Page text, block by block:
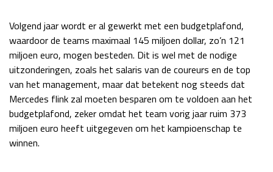
Kwalificatie
za 22:00 - 23:00
Race
zo 21:00 - 23:00
Kwalificatie
za 05:00 - 06:00
Race
zo 05:00 - 07:00
GP ABU DHABI 2026 04 - 06 dec
Kwalificatie
za 15:00 - 16:00
zo 14:00 - 16:00
Volgend jaar wordt er al gewerkt met een budgetplafond,
waardoor de teams maximaal 145 miljoen dollar, zo’n 121
miljoen euro, mogen besteden. Dit is wel met de nodige
uitzonderingen, zoals het salaris van de coureurs en de top
van het management, maar dat betekent nog steeds dat
Mercedes flink zal moeten besparen om te voldoen aan het
budgetplafond, zeker omdat het team vorig jaar ruim 373
miljoen euro heeft uitgegeven om het kampioenschap te
winnen.